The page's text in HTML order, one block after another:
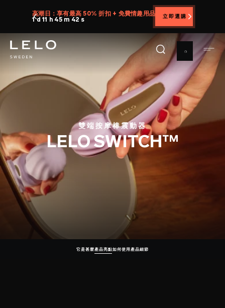
主
高潮日：享有最高 50% 折扣 + 免費情趣用品
1 d 11 h 45 m 41 s
立即選購
雙端按摩棒震動器
LELO SWITCH™
它是甚麼產品亮點如何使用產品細節